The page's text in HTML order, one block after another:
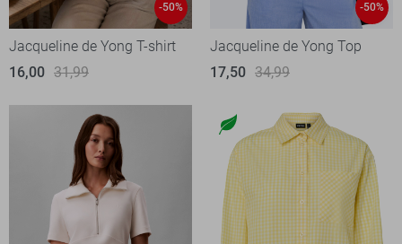
-50%
Jacqueline de Yong T-shirt
16,00 31,99
-50%
Jacqueline de Yong Top
17,50 34,99